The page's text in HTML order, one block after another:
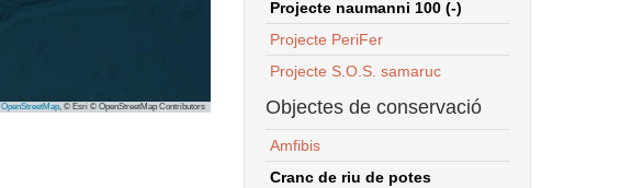
OpenStreetMap, © Esri © OpenStreetMap Contributors
Projecte naumanni 100 (-)
Projecte PeriFer
Projecte S.O.S. samaruc
Objectes de conservació
Amfibis
Cranc de riu de potes